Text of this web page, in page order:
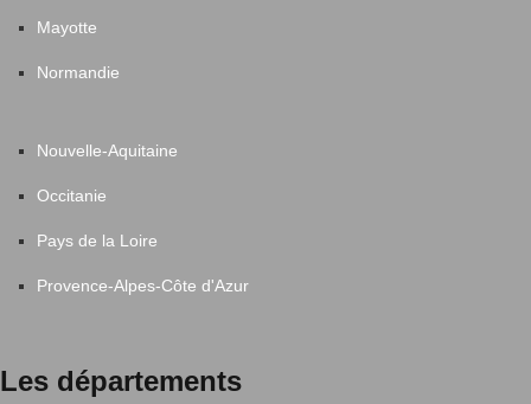
Mayotte
Normandie
Nouvelle-Aquitaine
Occitanie
Pays de la Loire
Provence-Alpes-Côte d'Azur
Les départements